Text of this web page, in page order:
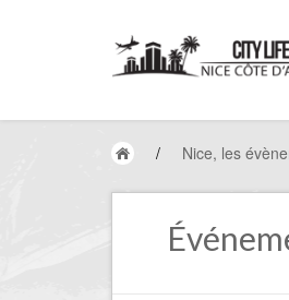
/ Nice, les